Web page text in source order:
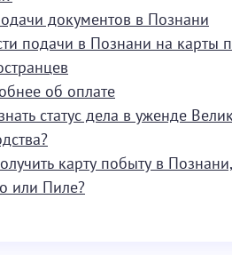
документов в Познани
подачи в Познани на карты
об оплате
статус дела в уженде
карту побыту в
или Пиле?